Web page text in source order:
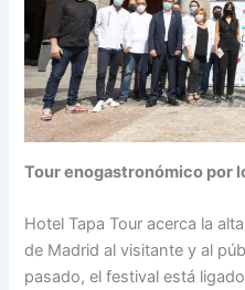
Tour enogastronómico por
Hotel Tapa Tour acerca la
de Madrid al visitante y al
pasado, el festival está